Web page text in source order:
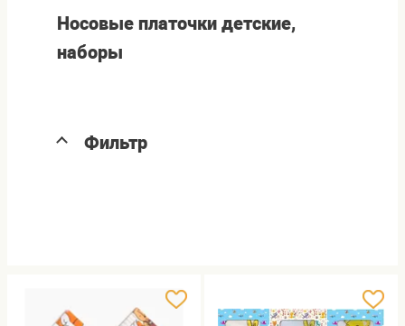
Носовые платочки детские,
наборы
Фильтр